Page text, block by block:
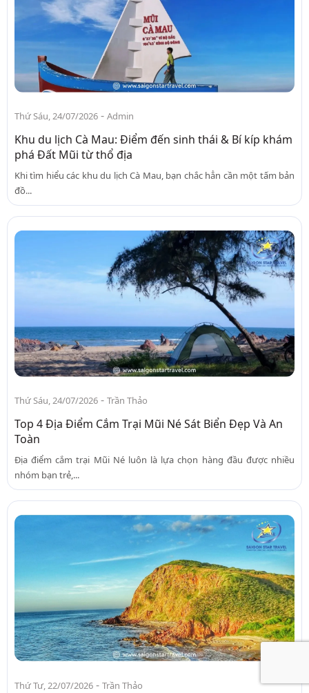
Thứ Sáu, 24/07/2026 - Admin
Khu du lịch Cà Mau: Điểm đến sinh thái & Bí kíp khám
phá Đất Mũi từ thổ địa
Khi tìm hiểu các khu du lịch Cà Mau, bạn chắc hẳn cần một tấm bản
đồ...
Thứ Sáu, 24/07/2026 - Trần Thảo
Top 4 Địa Điểm Cắm Trại Mũi Né Sát Biển Đẹp Và An
Toàn
Địa điểm cắm trại Mũi Né luôn là lựa chọn hàng đầu được nhiều
nhóm bạn trẻ,...
Thứ Tư, 22/07/2026 - Trần Thảo